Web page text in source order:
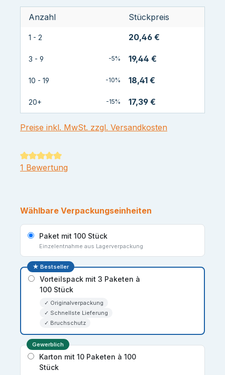
Anzahl Stückpreis
1 - 2 20,46 €
3 - 9 -5% 19,44 €
10 - 19 -10% 18,41 €
20+ -15% 17,39 €
Preise inkl. MwSt. zzgl. Versandkosten
Durchschnittliche Bewertung von 5 von 5 Sternen
1 Bewertung
Wählbare Verpackungseinheiten
Paket mit 100 Stück
Einzelentnahme aus Lagerverpackung
★ Bestseller
Vorteilspack mit 3 Paketen à
100 Stück
✓ Originalverpackung
✓ Schnellste Lieferung
✓ Bruchschutz
Gewerblich
Karton mit 10 Paketen à 100
Stück